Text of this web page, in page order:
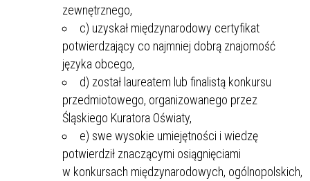
zewnętrznego,
c) uzyskał międzynarodowy certyfikat
potwierdzający co najmniej dobrą znajomość
języka obcego,
d) został laureatem lub finalistą konkursu
przedmiotowego, organizowanego przez
Śląskiego Kuratora Oświaty,
e) swe wysokie umiejętności i wiedzę
potwierdził znaczącymi osiągnięciami
w konkursach międzynarodowych, ogólnopolskich,